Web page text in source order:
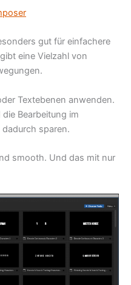
gut für einfachere
eine Vielzahl von
Textebenen anwenden.
Bearbeitung im
sparen.
smooth. Und das mit nur